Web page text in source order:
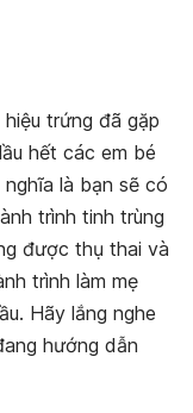
trứng đã gặp
hết các em bé
là bạn sẽ có
trình tinh trùng
được thụ thai và
trình làm mẹ
Hãy lắng nghe
hướng dẫn